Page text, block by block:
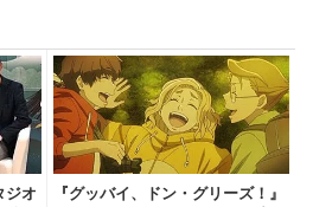
ジオ
『グッバイ、ドン・グリーズ！』